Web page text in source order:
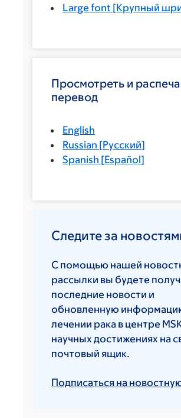
Large font [Крупный
Просмотреть и
перевод
English
Russian [Русский]
Spanish [Español]
Следите за
С помощью нашей
рассылки вы будете
последние новости и
обновленную
лечении рака в центре
научных достижениях на
почтовый ящик.
Подписаться на